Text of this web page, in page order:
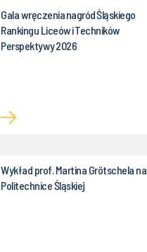
Gala wręczenia nagród Śląskiego
Rankingu Liceów i Techników
Perspektywy 2026
Wykład prof. Martina Grötschela na
Politechnice Śląskiej